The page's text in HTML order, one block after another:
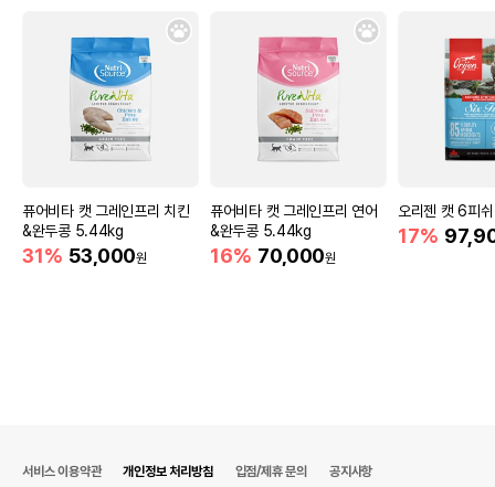
퓨어비타 캣 그레인프리 치킨
&완두콩 5.44kg
31% 53,000원
퓨어비타 캣 그레인프리 연어
&완두콩 5.44kg
16% 70,000원
오리젠 캣 6피
17%
서비스 이용약관 개인정보 처리방침 입점/제휴 문의 공지사항